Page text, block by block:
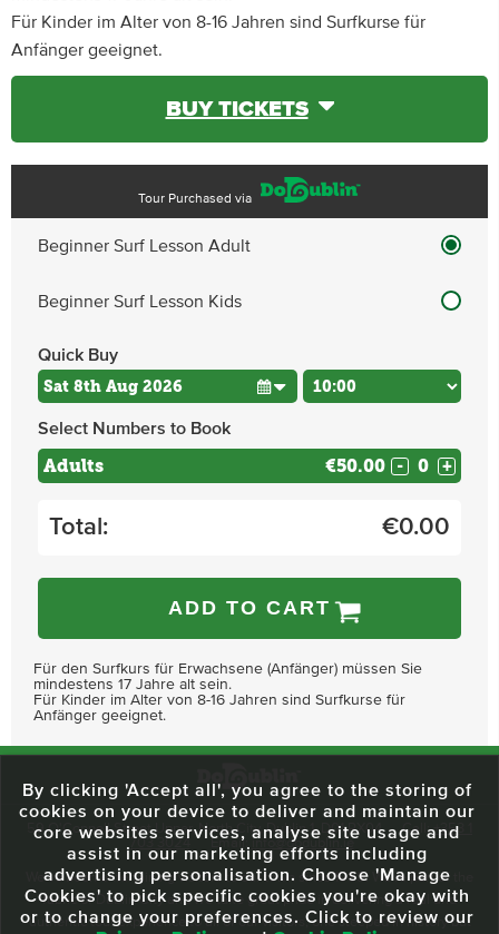
Für Kinder im Alter von 8-16 Jahren sind Surfkurse für
Anfänger geeignet.
BUY TICKETS
Tour Purchased via
Beginner Surf Lesson Adult
Beginner Surf Lesson Kids
Quick Buy
Select Numbers to Book
Adults €50.00 - +
Total: €0.00
ADD TO CART
Für den Surfkurs für Erwachsene (Anfänger) müssen Sie
mindestens 17 Jahre alt sein.
Für Kinder im Alter von 8-16 Jahren sind Surfkurse für
Anfänger geeignet.
59 O'Connell Street Upper, North City, Dublin 1, D01 RX04 Call:+353 1
703 3024
Email: info@dodublin.ie
We've been entertaining visitors to our town since 1988. We're part of the
fabric of Dublin City and we take great pride in delivering a real and
authentic tour experience to all of our visitors, one steeped in history but
By clicking 'Accept all', you agree to the storing of
cookies on your device to deliver and maintain our
core websites services, analyse site usage and
assist in our marketing efforts including
advertising personalisation. Choose 'Manage
Cookies' to pick specific cookies you're okay with
or to change your preferences. Click to review our